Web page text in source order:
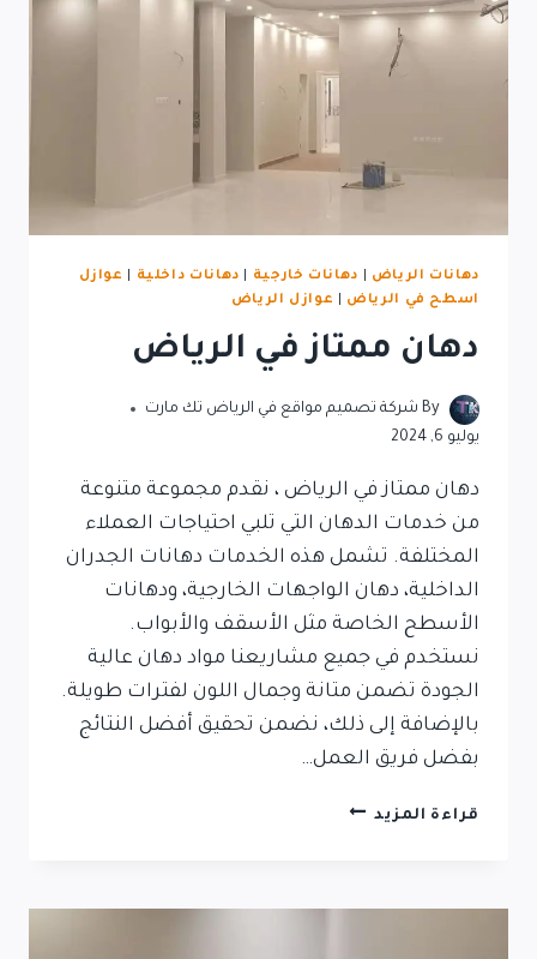
دهانات الرياض دهانات خارجية دهانات داخلية
عوازل
اسطح في الرياض
عوازل الرياض
دهان ممتاز في الرياض
By شركة تصميم مواقع في الرياض تك مارت
يوليو 6, 2024
دهان ممتاز في الرياض ، نقدم مجموعة متنوعة
من خدمات الدهان التي تلبي احتياجات العملاء
المختلفة. تشمل هذه الخدمات دهانات الجدران
الداخلية، دهان الواجهات الخارجية، ودهانات
الأسطح الخاصة مثل الأسقف والأبواب.
نستخدم في جميع مشاريعنا مواد دهان عالية
الجودة تضمن متانة وجمال اللون لفترات طويلة.
بالإضافة إلى ذلك، نضمن تحقيق أفضل النتائج
بفضل فريق العمل…
قراءة المزيد